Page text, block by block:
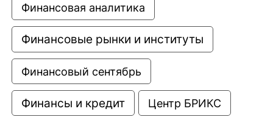
Финансовая аналитика
Финансовые рынки и институты
Финансовый сентябрь
Финансы и кредит Центр БРИКС